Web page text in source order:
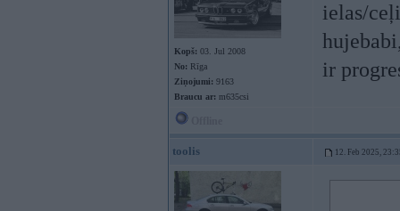
Kopš: 03. Jul 2008
No: Rīga
Ziņojumi: 9163
Braucu ar: m635csi
ielas/
ir
toolis 12. Feb 2025,